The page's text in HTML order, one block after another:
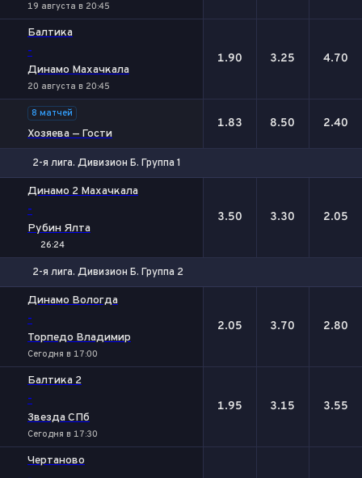
19 августа в 20:45
Балтика
-
Динамо Махачкала
20 августа в 20:45
1.90 3.25 4.70
8 матчей
Хозяева — Гости
1.83 8.50 2.40
2-я лига. Дивизион Б. Группа 1
Динамо 2 Махачкала
-
Рубин Ялта
26:24
3.50 3.30 2.05
2-я лига. Дивизион Б. Группа 2
Динамо Вологда
-
Торпедо Владимир
Сегодня в 17:00
2.05 3.70 2.80
Балтика 2
-
Звезда СПб
Сегодня в 17:30
1.95 3.15 3.55
Чертаново